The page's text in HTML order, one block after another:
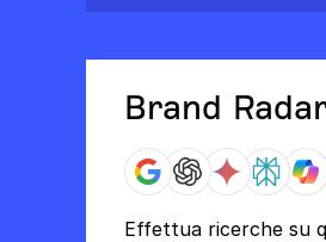
Brand
Effettua ricerche su